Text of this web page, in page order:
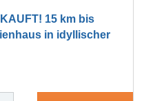
15 km bis
in idyllischer